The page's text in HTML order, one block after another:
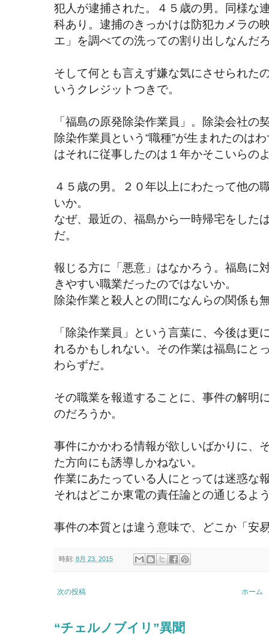
犯人が逮捕された。４５歳の男。同様な
科あり。逮捕のきっかけは防犯カメラの
エ」を調べての洗っての割り出しなんだ
そして何とも言えず嫌な気にさせられた
いうクレジットつきで。
「福島の原発除染作業員」。除染会社の
除染作業員という“職種”が生まれたのは
はそれに従事したのは１年かそこいらの
４５歳の男。２０年以上にわたって他の
いか。
なぜ、最近の、福島から一時帰宅をした
だ。
報じる方に「悪意」はなかろう。福島に
きやすい職業だったのではないか。
除染作業と殺人との間になんらの関係も
「除染作業員」という言葉に、今後は更
れるかもしれない。その作業は福島にと
わらずだ。
その職業を報道することに、事件の解明
のだろうか。
事件にかかわる情報が欲しいばかりに、
た方向にも誘導しかねない。
作業にあたっている人にとっては迷惑な
それはどこか東電の責任論との通じるよ
事件の本質とは違う意味で、どこか「安
時刻: 8月 23, 2015
次の投稿 ホーム
“チェルノブイリ”異聞